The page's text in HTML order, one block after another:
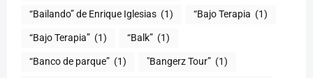
“Bailando” de Enrique Iglesias (1) “Bajo Terapia (1)
“Bajo Terapia” (1) “Balk” (1)
“Banco de parque” (1) "Bangerz Tour” (1)